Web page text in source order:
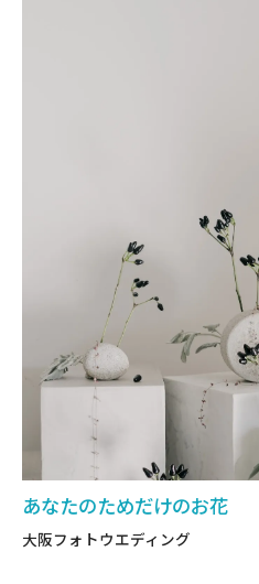
あなたのためだけのお花
大阪フォトウエディング